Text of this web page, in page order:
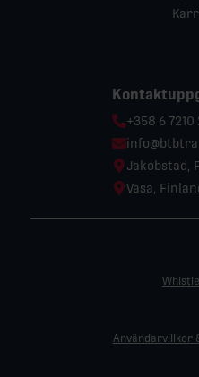
Phone:
+358 6 7210
Email:
Location:
Jakobstad,
Location:
Vasa,
Användarvillkor